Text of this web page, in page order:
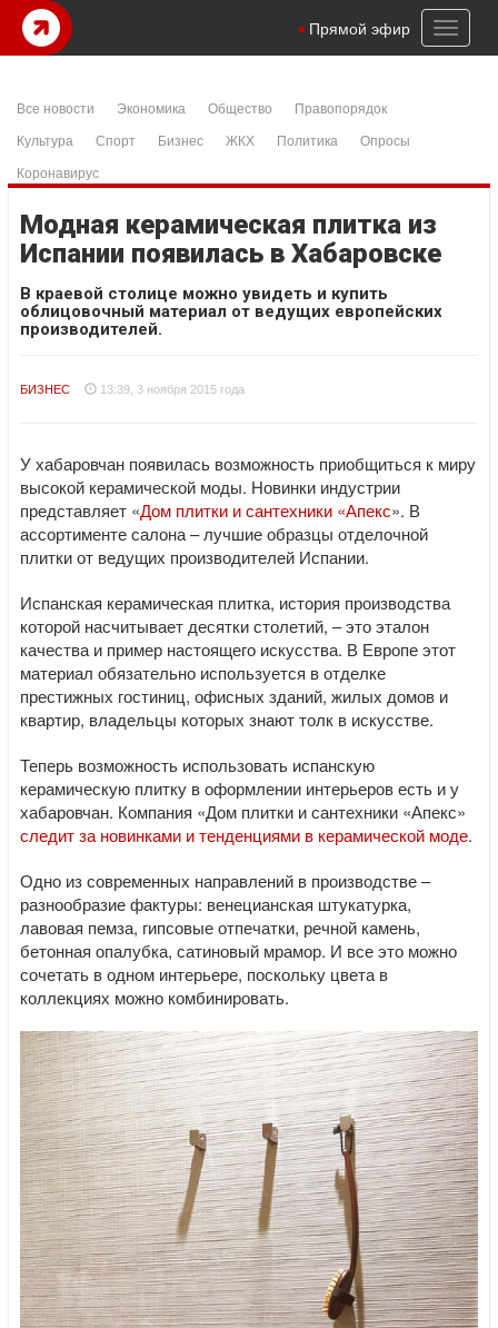
Toggle
Прямой эфир
Все новости Экономика Общество
Правопорядок
Культура
Спорт Бизнес ЖКХ Политика
Опросы
Коронавирус
Модная керамическая плитка из
Испании появилась в Хабаровске
В краевой столице можно увидеть и купить
облицовочный материал от ведущих европейских
производителей.
БИЗНЕС 13:39, 3 ноября 2015 года
У хабаровчан появилась возможность приобщиться к миру
высокой керамической моды. Новинки индустрии
представляет «Дом плитки и сантехники «Апекс». В
ассортименте салона – лучшие образцы отделочной
плитки от ведущих производителей Испании.
Испанская керамическая плитка, история производства
которой насчитывает десятки столетий, – это эталон
качества и пример настоящего искусства. В Европе этот
материал обязательно используется в отделке
престижных гостиниц, офисных зданий, жилых домов и
квартир, владельцы которых знают толк в искусстве.
Теперь возможность использовать испанскую
керамическую плитку в оформлении интерьеров есть и у
хабаровчан. Компания «Дом плитки и сантехники «Апекс»
следит за новинками и тенденциями в керамической моде.
Одно из современных направлений в производстве –
разнообразие фактуры: венецианская штукатурка,
лавовая пемза, гипсовые отпечатки, речной камень,
бетонная опалубка, сатиновый мрамор. И все это можно
сочетать в одном интерьере, поскольку цвета в
коллекциях можно комбинировать.